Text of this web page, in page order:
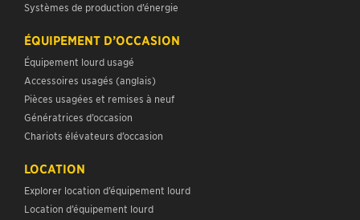
Systèmes de production d’énergie
ÉQUIPEMENT D’OCCASION
Équipement lourd usagé
Accessoires usagés (anglais)
Pièces usagées et remises à neuf
Génératrices d’occasion
Chariots élévateurs d’occasion
LOCATION
Explorer location d’équipement lourd
Location d’équipement lourd